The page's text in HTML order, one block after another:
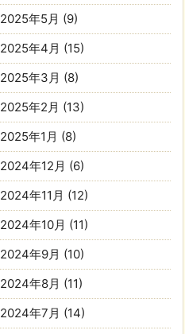
2025年5月 (9)
2025年4月 (15)
2025年3月 (8)
2025年2月 (13)
2025年1月 (8)
2024年12月 (6)
2024年11月 (12)
2024年10月 (11)
2024年9月 (10)
2024年8月 (11)
2024年7月 (14)